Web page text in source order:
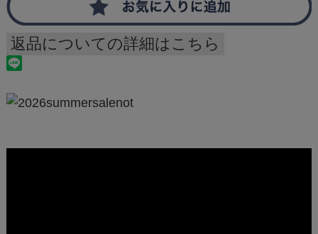
返品についての詳細はこちら